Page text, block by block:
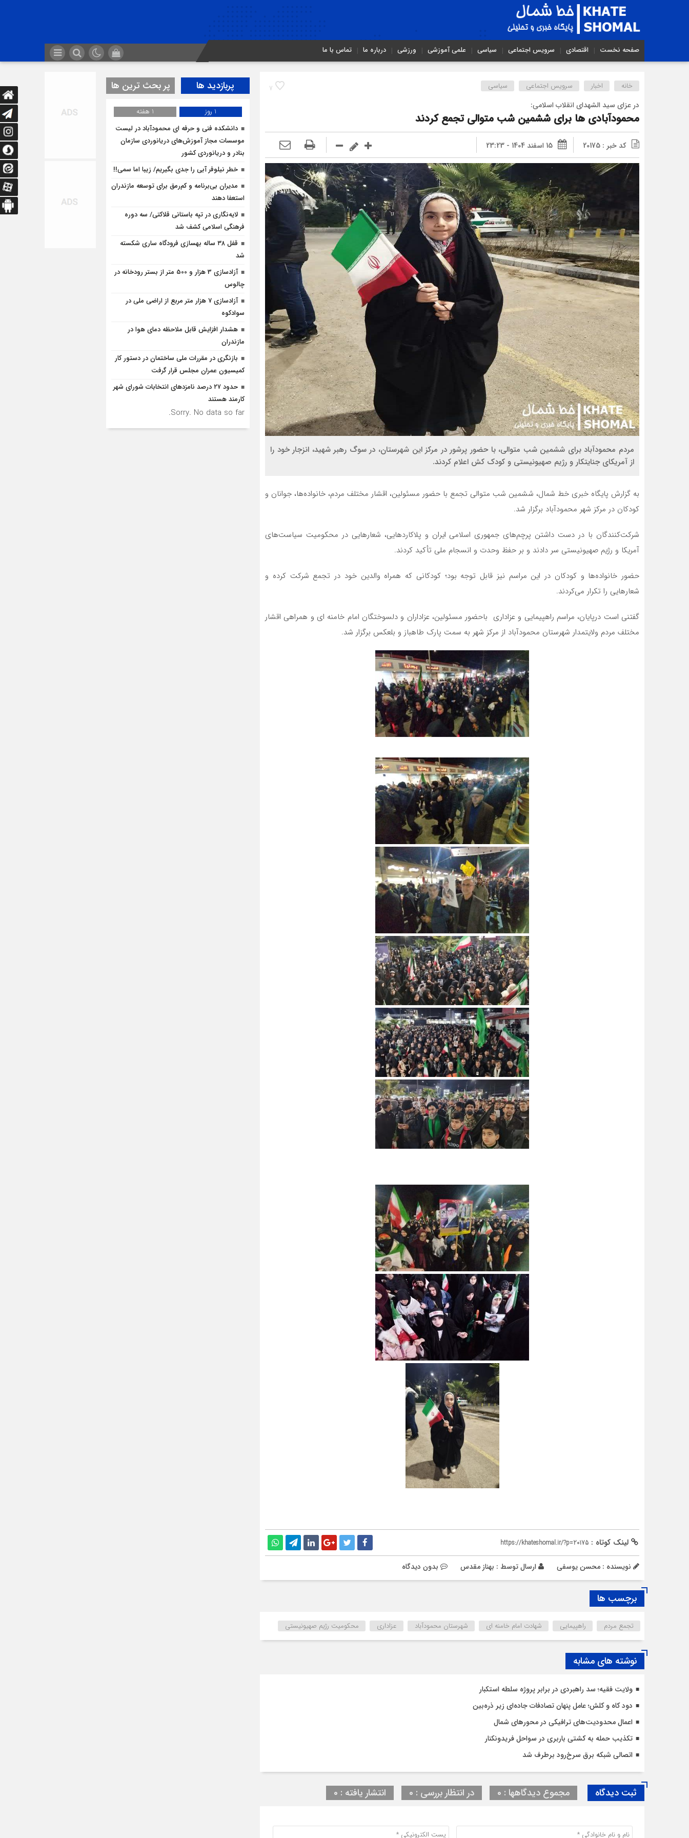
صفحه نخست اقتصادی سرویس اجتماعی سیاسی علمی آموزشی ورزشی درباره ما تماس با ما
7 خانه اخبار سرویس اجتماعی سیاسی
در عزای سید الشهدای انقلاب اسلامی:
محمودآبادی ها برای ششمین شب متوالی تجمع کردند
کد خبر : 20175 15 اسفند 1404 - 23:23
مردم محمودآباد برای ششمین شب متوالی، با حضور پرشور در مرکز این شهرستان، در سوگ رهبر شهید، انزجار خود را
از آمریکای جنایتکار و رژیم صهیونیستی و کودک کش اعلام کردند.
به گزارش پایگاه خبری خط شمال، ششمین شب متوالی تجمع با حضور مسئولین، اقشار مختلف مردم، خانواده‌ها، جوانان و
کودکان در مرکز شهر محمودآباد برگزار شد.
شرکت‌کنندگان با در دست داشتن پرچم‌های جمهوری اسلامی ایران و پلاکاردهایی، شعارهایی در محکومیت سیاست‌های
آمریکا و رژیم صهیونیستی سر دادند و بر حفظ وحدت و انسجام ملی تأکید کردند.
حضور خانواده‌ها و کودکان در این مراسم نیز قابل توجه بود؛ کودکانی که همراه والدین خود در تجمع شرکت کرده و
شعارهایی را تکرار می‌کردند.
گفتنی است درپایان، مراسم راهپیمایی و عزاداری باحضور مسئولین، عزاداران و دلسوختگان امام خامنه ای و همراهی اقشار
مختلف مردم ولایتمدار شهرستان محمودآباد از مرکز شهر به سمت پارک طاهباز و بلعکس برگزار شد.
لینک کوتاه : https://khateshomal.ir/?p=20175
نویسنده : محسن یوسفی ارسال توسط : بهناز مقدس بدون دیدگاه
برچسب ها
تجمع مردم راهپیمایی شهادت امام خامنه ای شهرستان محمودآباد عزاداری محکومیت رژیم صهیونیستی
نوشته های مشابه
ولایت فقیه؛ سد راهبردی در برابر پروژه سلطه استکبار
دود کاه و کلش؛ عامل پنهان تصادفات جاده‌ای زیر ذره‌بین
اعمال محدودیت‌‌های ترافیکی در محورهای شمال
تکذیب حمله به کشتی باربری در سواحل فریدونکنار
اتصالی شبکه برق سرخ‌رود برطرف شد
ثبت دیدگاه مجموع دیدگاهها : 0 در انتظار بررسی : 0 انتشار یافته : 0
پربازدید ها پر بحث ترین ها
1 روز
1 هفته
دانشکده فنی و حرفه ای محمودآباد در لیست
موسسات مجاز آموزش‌های دریانوردی سازمان
بنادر و دریانوردی کشور
خطر نیلوفر آبی را جدی بگیریم/ زیبا اما سمی!!
مدیران بی‌برنامه و کم‌رمق برای توسعه مازندران
استعفا دهند
لایه‌نگاری در تپه باستانی قلاکتی/ سه دوره
فرهنگی اسلامی کشف شد
قفل ۳۸ ساله بهسازی فرودگاه ساری شکسته
شد
آزادسازی 3 هزار و 500 متر از بستر رودخانه در
چالوس
آزادسازی 7 هزار متر مربع از اراضی ملی در
سوادکوه
هشدار افزایش قابل ملاحظه دمای هوا در
مازندران
بازنگری در مقررات ملی ساختمان در دستور کار
کمیسیون عمران مجلس قرار گرفت
حدود ۲۷ درصد نامزدهای انتخابات شورای شهر
کارمند هستند
Sorry. No data so far.